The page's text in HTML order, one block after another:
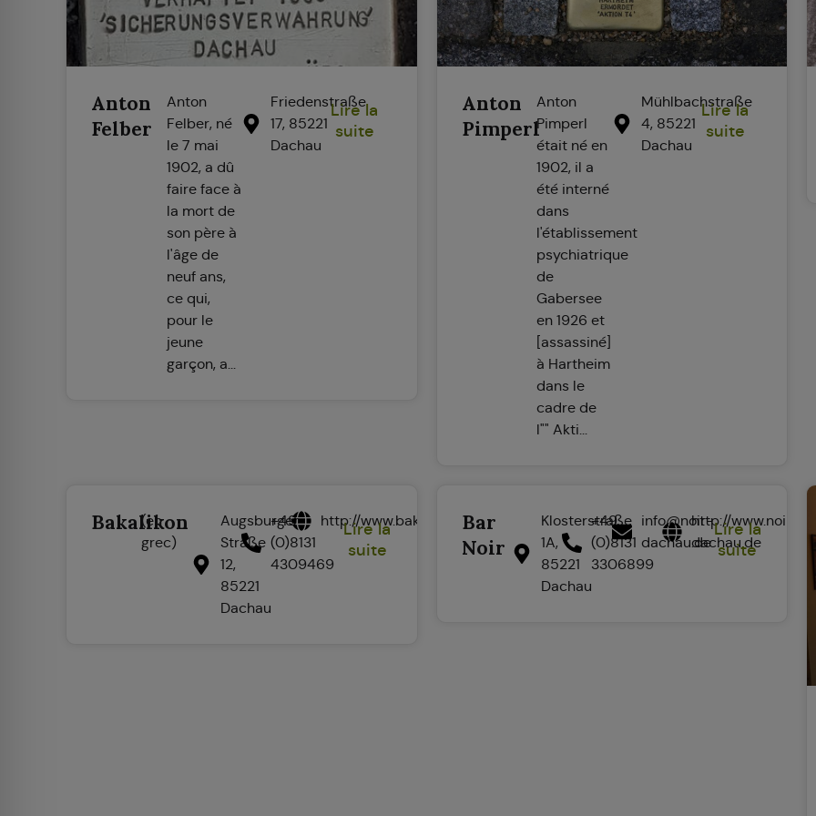
Anton
Felber
Anton
Felber, né
le 7 mai
1902, a dû
faire face à
la mort de
son père à
l'âge de
neuf ans,
ce qui,
pour le
jeune
garçon, a...
Friedenstraße
17, 85221
Dachau
Lire la
suite
Anton
Pimperl
Anton
Pimperl
était né en
1902, il a
été interné
dans
l'établissement
psychiatrique
de
Gabersee
en 1926 et
[assassiné]
à Hartheim
dans le
cadre de
l"" Akti...
Mühlbachstraße
4, 85221
Dachau
Lire la
suite
Bakalikon
(en
grec)
Augsburger
Straße
12,
85221
Dachau
+49
(0)8131
4309469
http://www.bakalikon.de
Lire la
suite
Bar
Noir
Klosterstraße
1A,
85221
Dachau
+49
(0)8131
3306899
info@noir-
dachau.de
http://www.noir-
dachau.de
Lire la
suite